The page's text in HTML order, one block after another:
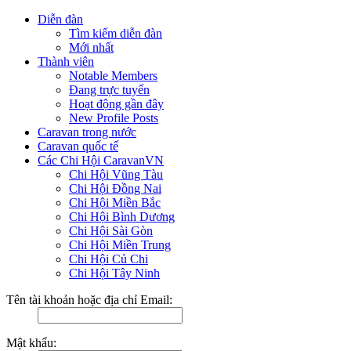
Diễn đàn
Tìm kiếm diễn đàn
Mới nhất
Thành viên
Notable Members
Đang trực tuyến
Hoạt động gần đây
New Profile Posts
Caravan trong nước
Caravan quốc tế
Các Chi Hội CaravanVN
Chi Hội Vũng Tàu
Chi Hội Đồng Nai
Chi Hội Miền Bắc
Chi Hội Bình Dương
Chi Hội Sài Gòn
Chi Hội Miền Trung
Chi Hội Củ Chi
Chi Hội Tây Ninh
Tên tài khoản hoặc địa chỉ Email:
Mật khẩu: